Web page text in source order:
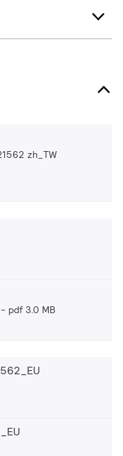
zh_TW
pdf 3.0 MB